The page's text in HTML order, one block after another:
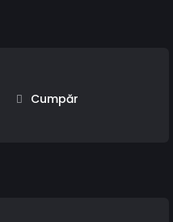
Cumpăr